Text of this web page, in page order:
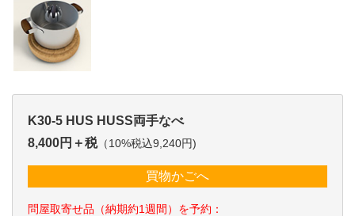
K30-5 HUS HUSS両手なべ
8,400円＋税（10%税込9,240円)
買物かごへ
問屋取寄せ品（納期約1週間）を予約：